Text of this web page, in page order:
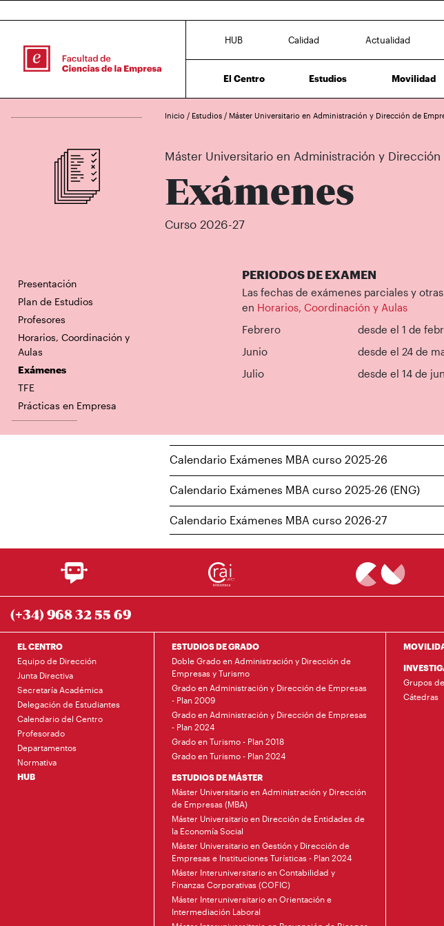
HUB Calidad Actualidad
El Centro Estudios Movilidad
Inicio / Estudios / Máster Universitario en Administración y Dirección de
Máster Universitario en Administración y Dirección
Exámenes
Curso 2026-27
Presentación
Plan de Estudios
Profesores
Horarios, Coordinación y
Aulas
Exámenes
TFE
Prácticas en Empresa
PERIODOS DE EXAMEN
Las fechas de exámenes parciales y
en Horarios, Coordinación y Aulas
Febrero
desde el 1 de
Junio
desde el 24 de
Julio
desde el 14 de
Calendario Exámenes MBA curso 2025-26
Calendario Exámenes MBA curso 2025-26 (ENG)
Calendario Exámenes MBA curso 2026-27
(+34) 968 32 55 69
EL CENTRO
Equipo de Dirección
Junta Directiva
Secretaría Académica
Delegación de Estudiantes
Calendario del Centro
Profesorado
Departamentos
Normativa
HUB
ESTUDIOS DE GRADO
Doble Grado en Administración y Dirección de
Empresas y Turismo
Grado en Administración y Dirección de Empresas
- Plan 2009
Grado en Administración y Dirección de Empresas
- Plan 2024
Grado en Turismo - Plan 2018
Grado en Turismo - Plan 2024
ESTUDIOS DE MÁSTER
Máster Universitario en Administración y Dirección
de Empresas (MBA)
Máster Universitario en Dirección de Entidades de
la Economía Social
Máster Universitario en Gestión y Dirección de
Empresas e Instituciones Turísticas - Plan 2024
Máster Interuniversitario en Contabilidad y
Finanzas Corporativas (COFIC)
Máster Interuniversitario en Orientación e
Intermediación Laboral
Grupos
Cátedras